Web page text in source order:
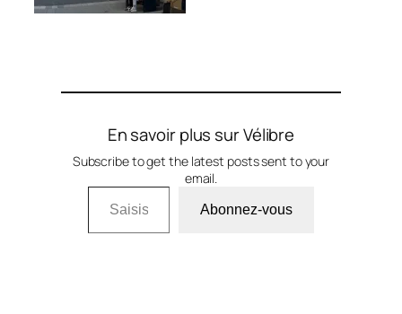
En savoir plus sur Vélibre
Subscribe to get the latest posts sent to your
email.
Saisissez votre adresse e-mail…
Abonnez-vous